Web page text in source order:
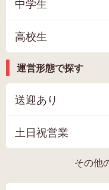
中学生
高校生
運営形態で探す
送迎あり
土日祝営業
その他